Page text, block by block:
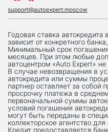
support@autoexpert.moscow
Годовая ставка автокредита
зависит от конкретного
Минимальный срок
месяцев. При этом любые
автоцентром «Auto Expert»
В случае невозвращения в
автокредита или суммы
партнер оставляет за собой
просрочку платежа в
первоначальной суммы
условий погашения
могут быть переданы в
коллекторское агентство
Кредит предоставляется